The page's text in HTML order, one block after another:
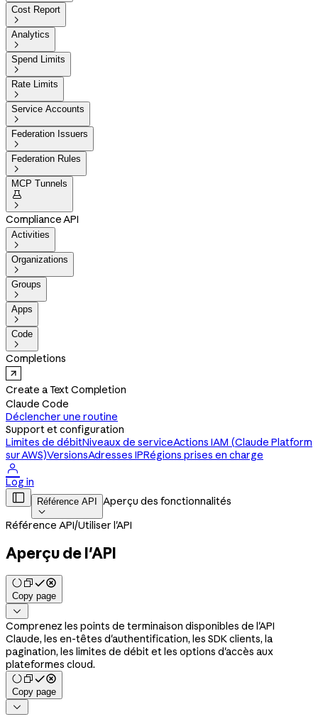
Cost Report

Analytics

Spend Limits

Rate Limits

Service Accounts

Federation Issuers

Federation Rules

MCP Tunnels


Compliance API
Activities

Organizations

Groups

Apps

Code

Completions
Create a Text Completion
Claude Code
Déclencher une routine
Support et configuration
Limites de débitNiveaux de serviceActions IAM (Claude Platform
sur AWS)VersionsAdresses IPRégions prises en charge

Log in
 Référence API

Aperçu des fonctionnalités
Référence API/Utiliser l'API
Aperçu de l'API
Copy page

Comprenez les points de terminaison disponibles de l'API
Claude, les en-têtes d'authentification, les SDK clients, la
pagination, les limites de débit et les options d'accès aux
plateformes cloud.
Copy page
